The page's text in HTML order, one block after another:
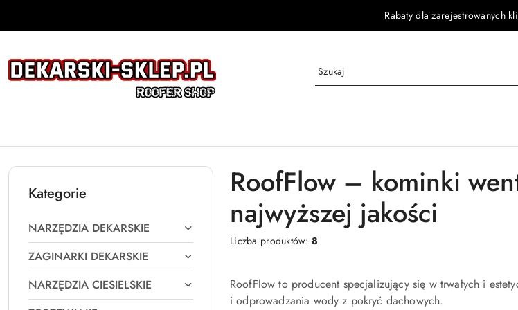
Rabaty dla zarejestrowanych
Kategorie
NARZĘDZIA DEKARSKIE
ZAGINARKI DEKARSKIE
NARZĘDZIA CIESIELSKIE
RoofFlow – kominki
najwyższej jakości
Liczba produktów:8
RoofFlow to producent specjalizujący się w trwałych i
i odprowadzania wody z pokryć dachowych.